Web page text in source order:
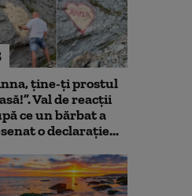
ţine-ţi prostul
Val de reacții
ce un bărbat a
o declarație...